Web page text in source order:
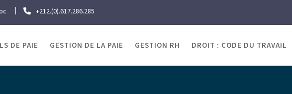
+212.(0).617.286.285
DE PAIE GESTION DE LA PAIE GESTION RH DROIT : CODE DU TRAVAIL